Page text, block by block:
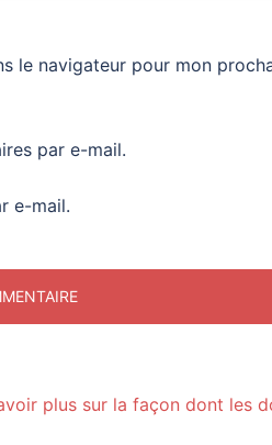
le navigateur pour mon
par e-mail.
e-mail.
plus sur la façon dont les